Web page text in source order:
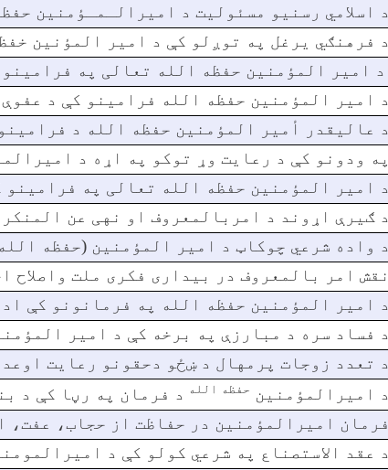
د اسلامي رسنیو مسئولیت د امیرالـمـؤمنین
د فرهنګي یرغل په توږلو کې د امیر المؤنین
د امیر المؤمنین حفظه الله تعالی په
د امیر المؤمنین حفظه الله فرامینو کې د
د عاليقدر أمير المؤمنين حفظه الله د
په ودونو کې د رعایت وړ توکو په اړه د
د امیر المؤمنین حفظه الله تعالی په فرامینو
د ګیرې اړوند د امربالمعروف او نهی عن
د واده شرعي چوکاټ د امیر المؤمنین (حفظه
نقش امر بالمعروف در بیداری فکری ملت واصلاح
د امير المؤمنين حفظه الله په فرمانونو کې
د فساد سره د مبارزې په برخه کې د امیر
د تعدد زوجات پرمهال د ښځو دحقونو رعایت
د امیرالمؤمنین حفظه الله
د فرمان په رڼا کې د
فرمان امیرالمؤمنین در حفاظت از حجاب،
د عقد الاستصناع په شرعي کولو کې د